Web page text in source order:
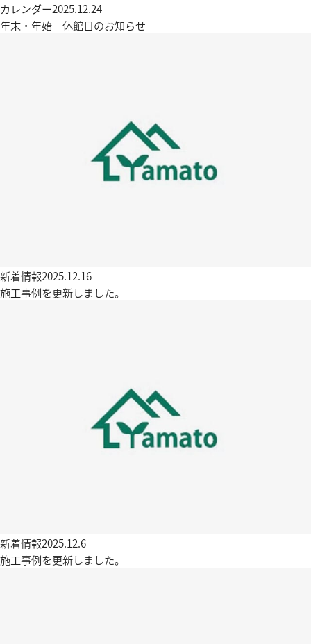
カレンダー2025.12.24
年末・年始 休館日のお知らせ
新着情報2025.12.16
施工事例を更新しました。
新着情報2025.12.6
施工事例を更新しました。